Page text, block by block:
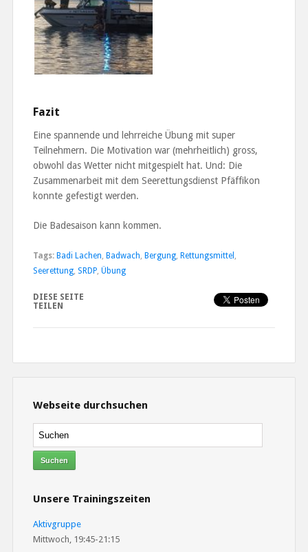
Fazit
Eine spannende und lehrreiche Übung mit super
Teilnehmern. Die Motivation war (mehrheitlich) gross,
obwohl das Wetter nicht mitgespielt hat. Und: Die
Zusammenarbeit mit dem Seerettungsdienst Pfäffikon
konnte gefestigt werden.
Die Badesaison kann kommen.
Tags: Badi Lachen, Badwach, Bergung, Rettungsmittel ,
Seerettung, SRDP, Übung
DIESE SEITE
TEILEN
Webseite durchsuchen
Unsere Trainingszeiten
Aktivgruppe
Mittwoch, 19:45-21:15